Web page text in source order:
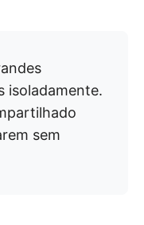
isoladamente.
sem